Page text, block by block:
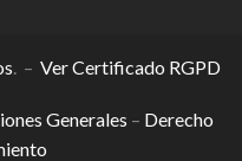
. – Ver Certificado RGPD
Generales – Derecho